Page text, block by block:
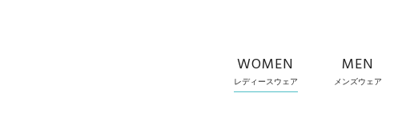
WOMEN
レディースウェア
MEN
メンズウェア